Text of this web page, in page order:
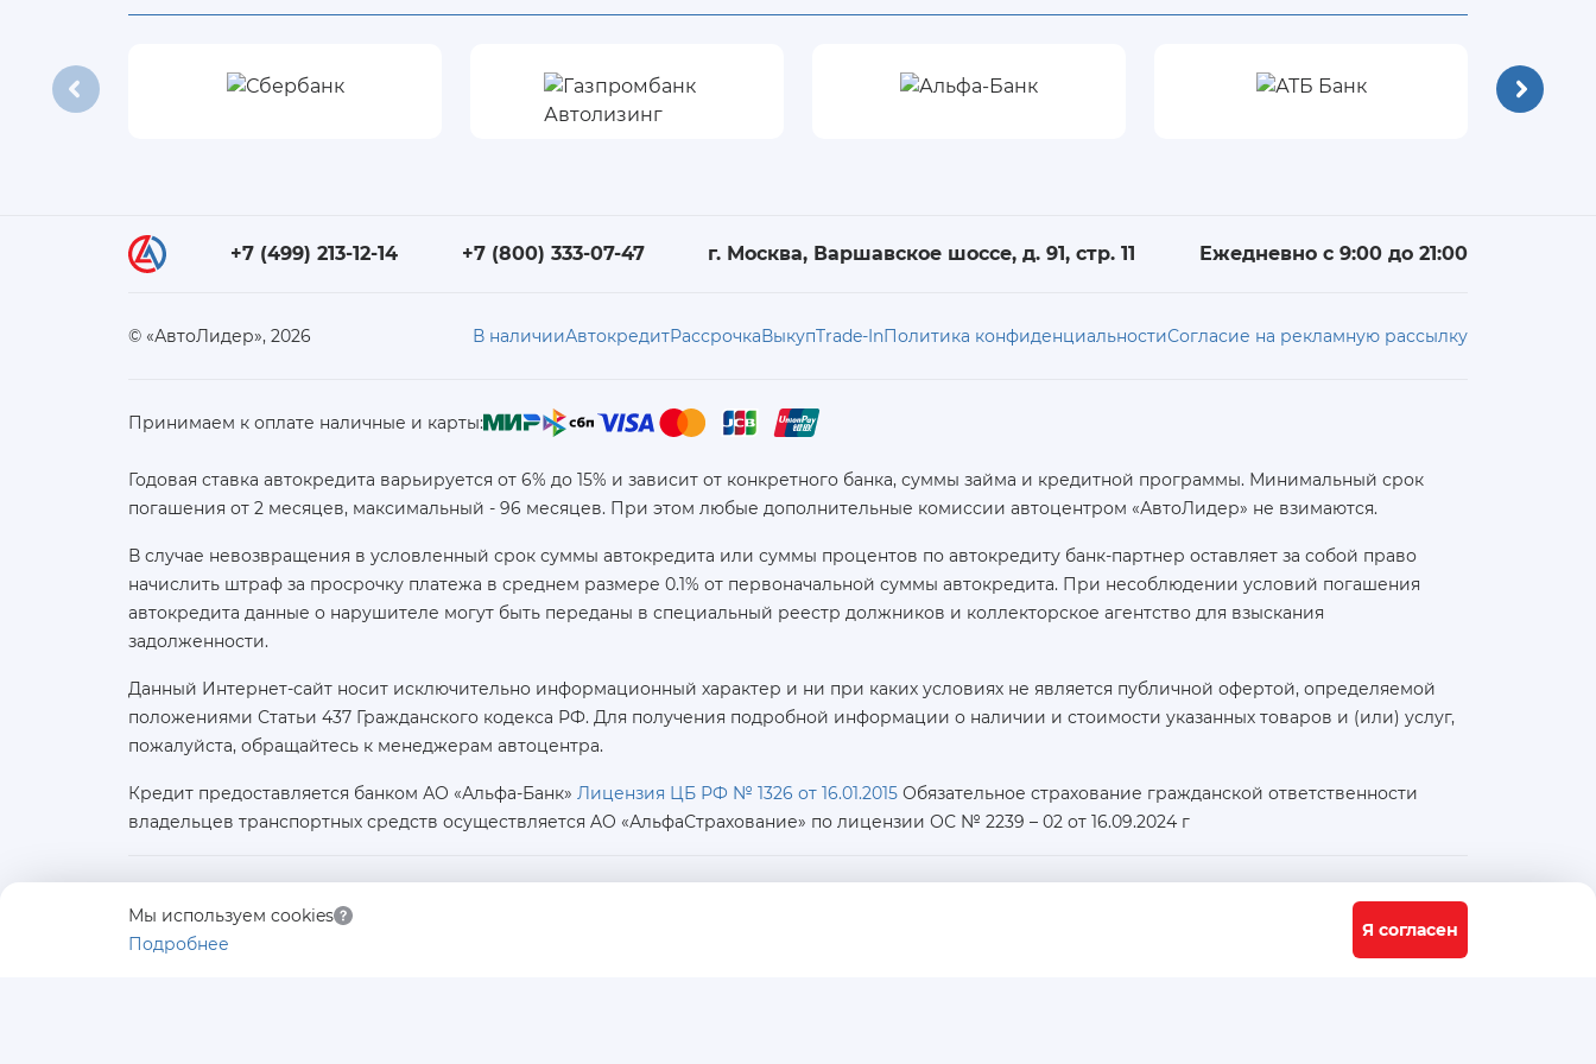
Мы используем cookies
Подробнее
Я согласен
+7 (499) 213-12-14 +7 (800) 333-07-47 г. Москва, Варшавское шоссе, д. 91, стр. 11 Ежедневно с 9:00 до 21:00
© «АвтоЛидер», 2026 В наличииАвтокредитРассрочкаВыкупTrade-InПолитика конфиденциальностиСогласие на рекламную рассылку
Принимаем к оплате наличные и карты:
Годовая ставка автокредита варьируется от 6% до 15% и зависит от конкретного банка, суммы займа и кредитной программы. Минимальный срок
погашения от 2 месяцев, максимальный - 96 месяцев. При этом любые дополнительные комиссии автоцентром «АвтоЛидер» не взимаются.
В случае невозвращения в условленный срок суммы автокредита или суммы процентов по автокредиту банк-партнер оставляет за собой право
начислить штраф за просрочку платежа в среднем размере 0.1% от первоначальной суммы автокредита. При несоблюдении условий погашения
автокредита данные о нарушителе могут быть переданы в специальный реестр должников и коллекторское агентство для взыскания
задолженности.
Данный Интернет-сайт носит исключительно информационный характер и ни при каких условиях не является публичной офертой, определяемой
положениями Статьи 437 Гражданского кодекса РФ. Для получения подробной информации о наличии и стоимости указанных товаров и (или) услуг,
пожалуйста, обращайтесь к менеджерам автоцентра.
Кредит предоставляется банком АО «Альфа-Банк» Лицензия ЦБ РФ № 1326 от 16.01.2015 Обязательное страхование гражданской ответственности
владельцев транспортных средств осуществляется AO «АльфаСтрахование» по лицензии ОС № 2239 – 02 от 16.09.2024 г
ООО «АВТОЛИДЕР»
117556, город Москва, Варшавское ш., д. 91 стр. 11